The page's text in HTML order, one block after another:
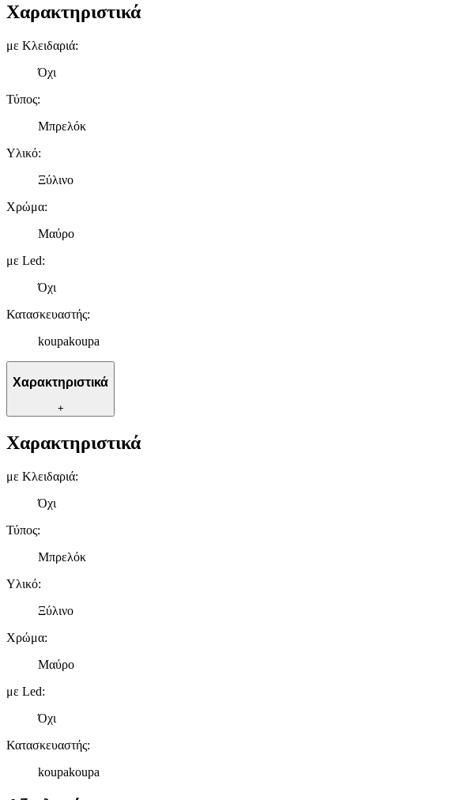
Χαρακτηριστικά
με Κλειδαριά:
Όχι
Τύπος:
Μπρελόκ
Υλικό:
Ξύλινο
Χρώμα:
Μαύρο
με Led:
Όχι
Κατασκευαστής:
koupakoupa
Χαρακτηριστικά
+
Χαρακτηριστικά
με Κλειδαριά:
Όχι
Τύπος:
Μπρελόκ
Υλικό:
Ξύλινο
Χρώμα:
Μαύρο
με Led:
Όχι
Κατασκευαστής:
koupakoupa